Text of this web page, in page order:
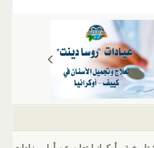
gr
a
m
s
A
p
p